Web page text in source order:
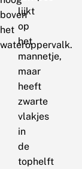
boven
het
wateroppervalk.
lijkt
op
het
mannetje,
maar
heeft
zwarte
vlakjes
in
de
tophelft